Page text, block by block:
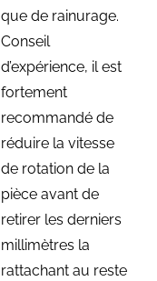
que de rainurage.
Conseil
d’expérience, il est
fortement
recommandé de
réduire la vitesse
de rotation de la
pièce avant de
retirer les derniers
millimètres la
rattachant au reste